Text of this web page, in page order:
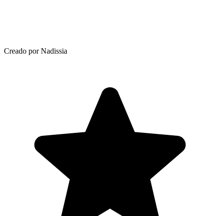
Creado por Nadissia